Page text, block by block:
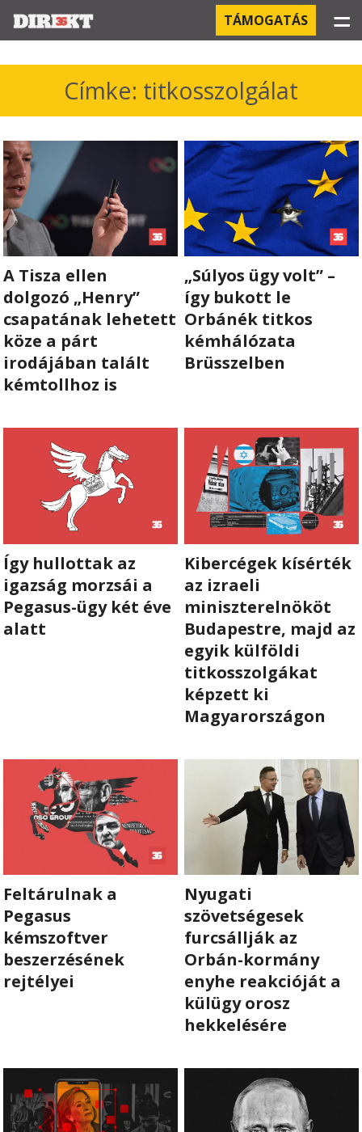
PROJEKTEK
KÓRHÁZI FERTŐZÉSEK
ORBÁN ÉS A GAZDASÁG
KÍNAI NEGYED
OROSZ KAPCSOLATOK
PEGASUS-MEGFIGYELÉSEK
AZ ORBÁN CSALÁD ÜZLETEI
OFFSHORE TITKOK
RÓLUNK
CSAPAT
MŰKÖDÉS
TÁMOGATÁS
1%
WEBSHOP
CSATLAKOZZ
A
TÁMOGATÓI
KÖRHÖZ!
TÁMOGATÁS ☰
Címke: titkosszolgálat
A Tisza ellen
dolgozó „Henry”
csapatának lehetett
köze a párt
irodájában talált
kémtollhoz is
„Súlyos ügy volt” –
így bukott le
Orbánék titkos
kémhálózata
Brüsszelben
Így hullottak az
igazság morzsái a
Pegasus-ügy két éve
alatt
Kibercégek kísérték
az izraeli
miniszterelnököt
Budapestre, majd az
egyik külföldi
titkosszolgákat
képzett ki
Magyarországon
Feltárulnak a
Pegasus
kémszoftver
beszerzésének
rejtélyei
Nyugati
szövetségesek
furcsállják az
Orbán-kormány
enyhe reakcióját a
külügy orosz
hekkelésére